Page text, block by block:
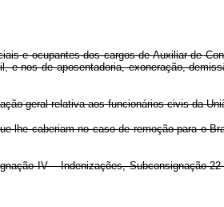
e ocupantes dos cargos de Auxiliar de
e nos de aposentadoria, exoneração,
geral relativa aos funcionários civis da
lhe caberiam no caso de remoção para o
IV – Indenizações, Subconsignação